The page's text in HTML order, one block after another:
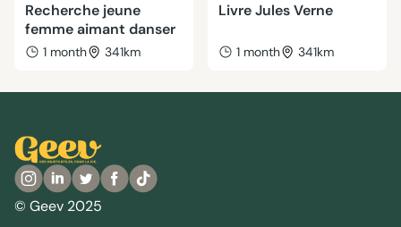
Recherche jeune
femme aimant danser
1 month 341km
Livre Jules Verne
1 month 341km
© Geev 2025